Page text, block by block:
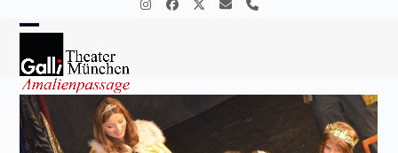
InstagramFacebook
Twitter
E- Telefon
Open
mobile
menu
Close
mobile
menu